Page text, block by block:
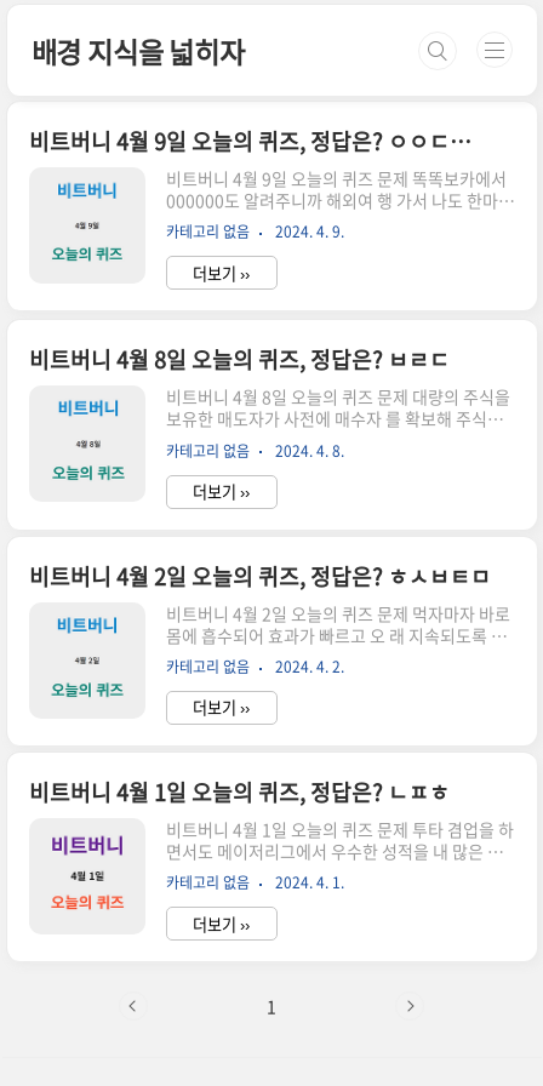
배경 지식을 넓히자
비트버니 4월 9일 오늘의 퀴즈, 정답은? ㅇㅇㄷㅇㅂㅇ
비트버니 4월 9일 오늘의 퀴즈 문제 똑똑보카에서
000000도 알려주니까 해외여 행 가서 나도 한마디
해볼수 있겠구나 하는 마음 이 들어요. 공부도 하고
돈도 모을수 있다니 감사 합니다. (똑똑보카 유저
인터뷰 발췌) 힌트 ㅇㅇㄷㅇㅂㅇ 정답 영어단어발
음 정답을 맞추면 포인트를 줍니다.
카테고리 없음 2024. 4. 9.
더보기 ››
비트버니 4월 8일 오늘의 퀴즈, 정답은? ㅂㄹㄷ
비트버니 4월 8일 오늘의 퀴즈 문제 대량의 주식을
보유한 매도자가 사전에 매수자 를 확보해 주식을
일괄 거래하는 것을 000(이) 라고 해요. 큰 규모의
지분이 움직이게 되므로, 시장에 영향을 끼치지 않
도록 보통 장이 끝난 후 거래를 해요. 힌트 ㅂㄹㄷ
정답 블록딜 정답을 맞추면 포인트를 줍니다. 블록
기록되는 모든 거래를 의미합니다. 쉽게 말해, 은행
이나 정부와 같은 중개자가 필요 없이 두 당사자 간
에 직접적으로 이루어지는 거래입니다. 블록체인
거래는 다음과 같은 특징을 가지고 있습니다. 보안
성: 블록체인 기술은 모든 거래 기록을 암호화하고
분산 저장하기 때문에 위변조나 해킹에 매우 강력
합니다. 투명성: 모..
카테고리 없음 2024. 4. 8.
더보기 ››
비트버니 4월 2일 오늘의 퀴즈, 정답은? ㅎㅅㅂㅌㅁ
비트버니 4월 2일 오늘의 퀴즈 문제 먹자마자 바로
몸에 흡수되어 효과가 빠르고 오 래 지속되도록 만
든 비타민을 00000(이)라고 해요. 힌트 ㅎㅅㅂㅌ
정답 활성비타민 정답을 맞추면 포인트를 줍니다.
활성 비타민 활성 비타민이란 체내에서 바로 활용
될 수 있는 형태의 비타민을 말합니다. 일반 비타민
가지고 있습니다. 활성 비타민의 종류와 특징은 다
음과 같습니다. 1. 비타민 A: 레티놀(Retinol)의 형
태로 존재하며, 시력 유지, 피부 건강, 면역력 강화
에 필수적입니다. 2. 비타민 D: 칼시트리올
(Calcitriol)의 형태로 존재하며, 칼슘과 인의 흡수
를 돕고, 뼈 건강 유지에 중요한 역할을 합니다..
카테고리 없음 2024. 4. 2.
더보기 ››
비트버니 4월 1일 오늘의 퀴즈, 정답은? ㄴㅍㅎ
비트버니 4월 1일 오늘의 퀴즈 문제 투타 겸업을 하
면서도 메이저리그에서 우수한 성적을 내 많은 인
기를 끌고 있는 일본의 야구선 수 오타니 쇼헤이는
최근 LA다저스로 이적하면 서 화제가 되었어요. 그
렇다면 오타니 선수의 일 본프로야구(NPB) 시절
소속팀은 어디일까요? (000 파이터스) 힌트 ㄴㅍ
프로 야구 퍼시픽 리그 소속 구단입니다. 1946년에
카테고리 없음 2024. 4. 1.
더보기 ››
1